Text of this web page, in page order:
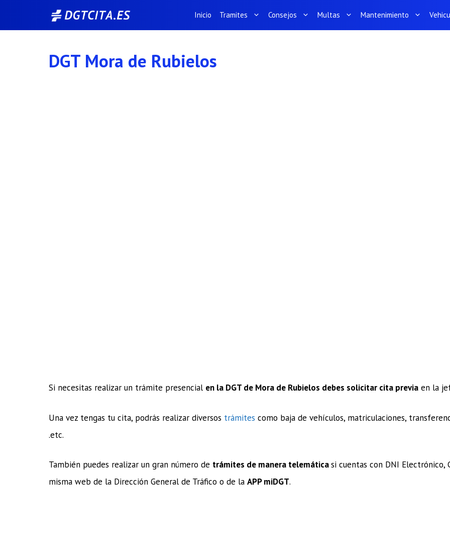
Inicio Tramites Consejos Multas Mantenimiento
DGT Mora de Rubielos
Si necesitas realizar un trámite presencial en la DGT de Mora de Rubielos debes solicitar cita previa en la
Una vez tengas tu cita, podrás realizar diversos trámites como baja de vehículos, matriculaciones,
.etc.
También puedes realizar un gran número de trámites de manera telemáticasi cuentas con DNI Electrónico,
misma web de la Dirección General de Tráfico o de la APP miDGT.